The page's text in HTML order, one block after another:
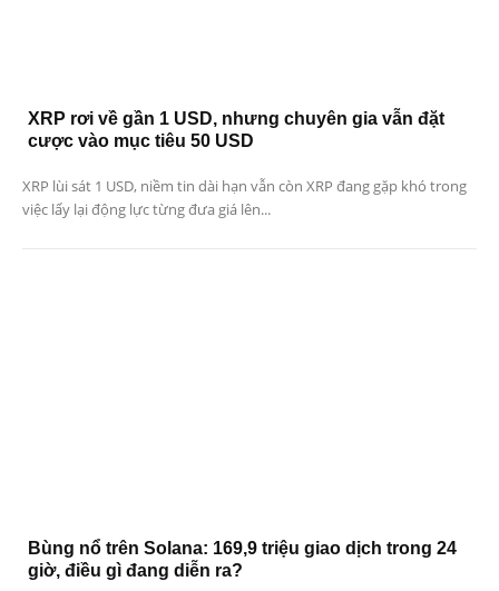
XRP rơi về gần 1 USD, nhưng chuyên gia vẫn đặt
cược vào mục tiêu 50 USD
XRP lùi sát 1 USD, niềm tin dài hạn vẫn còn XRP đang gặp khó trong
việc lấy lại động lực từng đưa giá lên...
Bùng nổ trên Solana: 169,9 triệu giao dịch trong 24
giờ, điều gì đang diễn ra?